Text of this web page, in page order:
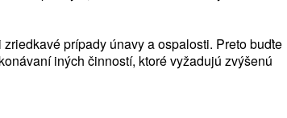
prípady únavy a ospalosti. Preto buďte
iných činností, ktoré vyžadujú zvýšenú